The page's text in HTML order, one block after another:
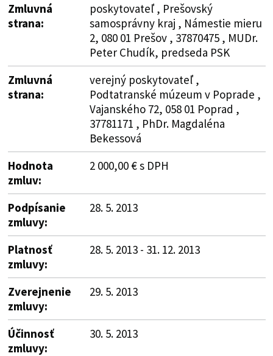
Zmluvná
strana:
poskytovateľ , Prešovský
samosprávny kraj , Námestie mieru
2, 080 01 Prešov , 37870475 , MUDr.
Peter Chudík, predseda PSK
Zmluvná
strana:
verejný poskytovateľ ,
Podtatranské múzeum v Poprade ,
Vajanského 72, 058 01 Poprad ,
37781171 , PhDr. Magdaléna
Bekessová
Hodnota
zmluv:
2 000,00 € s DPH
Podpísanie
zmluvy:
28. 5. 2013
Platnosť
zmluvy:
28. 5. 2013 - 31. 12. 2013
Zverejnenie
zmluvy:
29. 5. 2013
Účinnosť
zmluvy:
30. 5. 2013